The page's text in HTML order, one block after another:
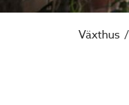
Växthus